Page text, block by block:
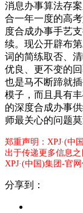
消息办事算法存
合一年一度的高
度合成办事手艺
续。现公开辟布
词的简练取否、
优良、更不变的
也是马不断蹄就
模子，而且具有
的深度合成办事
师最关心的问题
郑重声明：XPJ·(中
出于传递更多信息之
XPJ·(中国)集团-官
分享到：